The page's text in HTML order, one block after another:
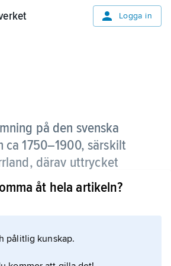
Logga in
på den svenska
ca 1750–1900, särskilt
därav uttrycket
åt hela artikeln?
pålitlig kunskap.